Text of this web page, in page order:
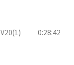
V20(1) 0:28:42